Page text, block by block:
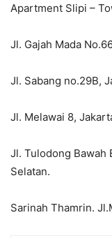
Apartment Slipi –
Jl. Gajah Mada
Jl. Sabang no.29B,
Jl. Melawai 8,
Jl. Tulodong Bawah
Selatan.
Sarinah Thamrin.